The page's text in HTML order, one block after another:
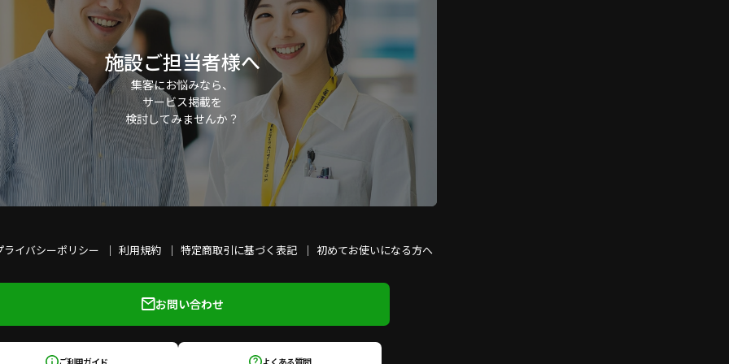
施設ご担当者様へ
集客にお悩みなら、
サービス掲載を
検討してみませんか？
ライバシーポリシー 利用規約 特定商取引に基づく表記 初めてお使いになる方へ
お問い合わせ
ご利用ガイド よくある質問